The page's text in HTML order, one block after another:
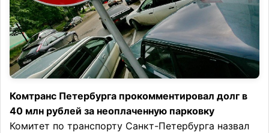
Комтранс Петербурга прокомментировал долг в
40 млн рублей за неоплаченную парковку
Комитет по транспорту Санкт-Петербурга назвал